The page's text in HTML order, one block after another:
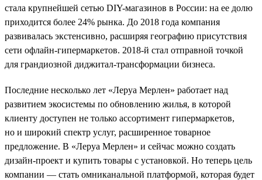
стала крупнейшей сетью DIY-магазинов в России: на ее долю
приходится более 24% рынка. До 2018 года компания
развивалась экстенсивно, расширяя географию присутствия
сети офлайн-гипермаркетов. 2018-й стал отправной точкой
для грандиозной диджитал-трансформации бизнеса.
Последние несколько лет «Леруа Мерлен» работает над
развитием экосистемы по обновлению жилья, в которой
клиенту доступен не только ассортимент гипермаркетов,
но и широкий спектр услуг, расширенное товарное
предложение. В «Леруа Мерлен» и сейчас можно создать
дизайн-проект и купить товары с установкой. Но теперь цель
компании — стать омниканальной платформой, которая будет